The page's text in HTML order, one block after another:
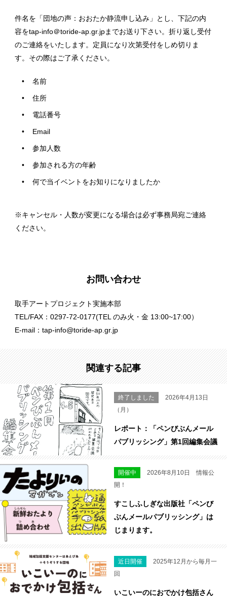
件名を「団地の声：おおたか静流申し込み」とし、下記の内
容をtap-info＠toride-ap.gr.jpまでお送り下さい。折り返し受付
のご連絡をいたします。定員になり次第受付をしめ切りま
す。その際はご了承ください。
名前
住所
電話番号
Email
参加人数
参加される方の年齢
何で当イベントをお知りになりましたか
※キャンセル・人数が変更になる場合は必ず事務局宛ご連絡
ください。
お問い合わせ
取手アートプロジェクト実施本部
TEL/FAX：0297-72-0177(TEL のみ火・金 13:00~17:00）
E-mail：tap-info@toride-ap.gr.jp
関連する記事
終了しました
2026年4月13日
（月）
レポート：「ペンびぶんメール
パブリッシング」第1回編集会議
開催中
2026年8月10日 情報公
開！
すこしふしぎな出版社「ペンび
ぶんメールパブリッシング」は
じまります。
近日開催
2025年12月から毎月一
回
いこいーのにおでかけ包括さん